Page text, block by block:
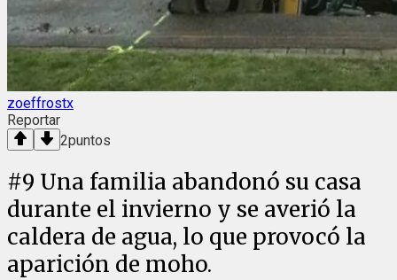
zoeffrostx
Reportar
2puntos
#9 Una familia abandonó su casa
durante el invierno y se averió la
caldera de agua, lo que provocó la
aparición de moho.